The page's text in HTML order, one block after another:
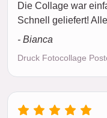
Die Collage war
Schnell geliefert!
- Bianca
Druck Fotocollage